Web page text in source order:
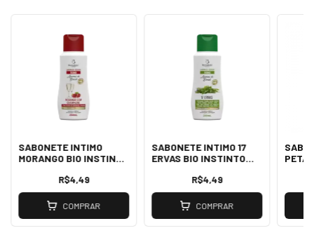
SABONETE INTIMO
MORANGO BIO INSTINTO
R$4,49
COMPRAR
SABONETE INTIMO 17
ERVAS BIO INSTINTO
R$4,49
COMPRAR